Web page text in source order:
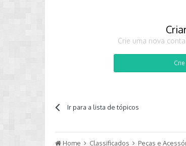
Crie uma nova
Ir para a lista de tópicos
Home Classificados Peças e